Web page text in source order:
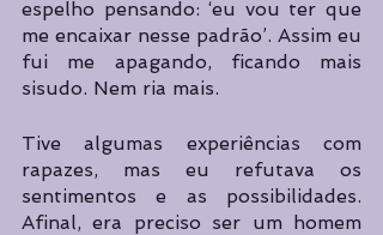
espelho pensando: ‘eu vou ter que
me encaixar nesse padrão’. Assim eu
fui me apagando, ficando mais
sisudo. Nem ria mais.
Tive algumas experiências com
rapazes, mas eu refutava os
sentimentos e as possibilidades.
Afinal, era preciso ser um homem